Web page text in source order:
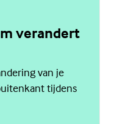
verandert
van je
tijdens